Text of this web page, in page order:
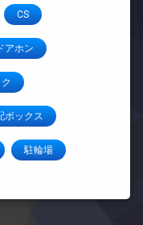
CS
アホン
ボックス
駐輪場